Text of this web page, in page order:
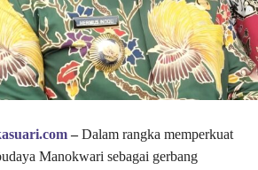
–Dalam rangka memperkuat
Manokwari sebagai gerbang